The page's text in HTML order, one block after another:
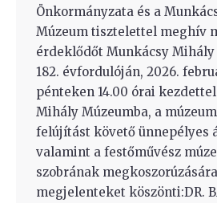
Önkormányzata és a
Múzeum tisztelettel meghív
érdeklődőt Munkácsy
182. évfordulóján, 2026.
pénteken 14.00 órai
Mihály Múzeumba, a
felújítást követő ünnepélyes
valamint a festőművész
szobrának
megjelenteket köszönti:DR.